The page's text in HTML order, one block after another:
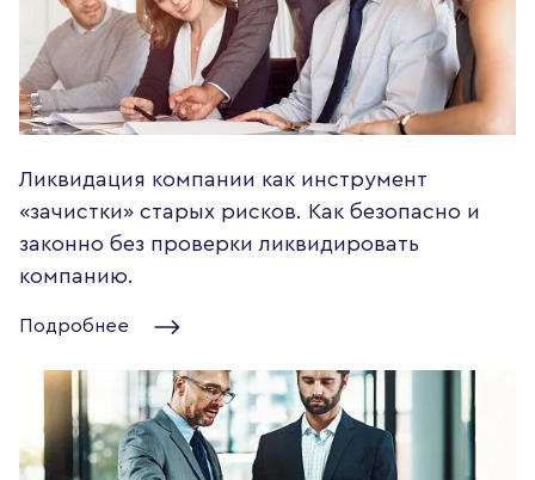
Ликвидация компании как инструмент
«зачистки» старых рисков. Как безопасно и
законно без проверки ликвидировать
компанию.
Подробнее